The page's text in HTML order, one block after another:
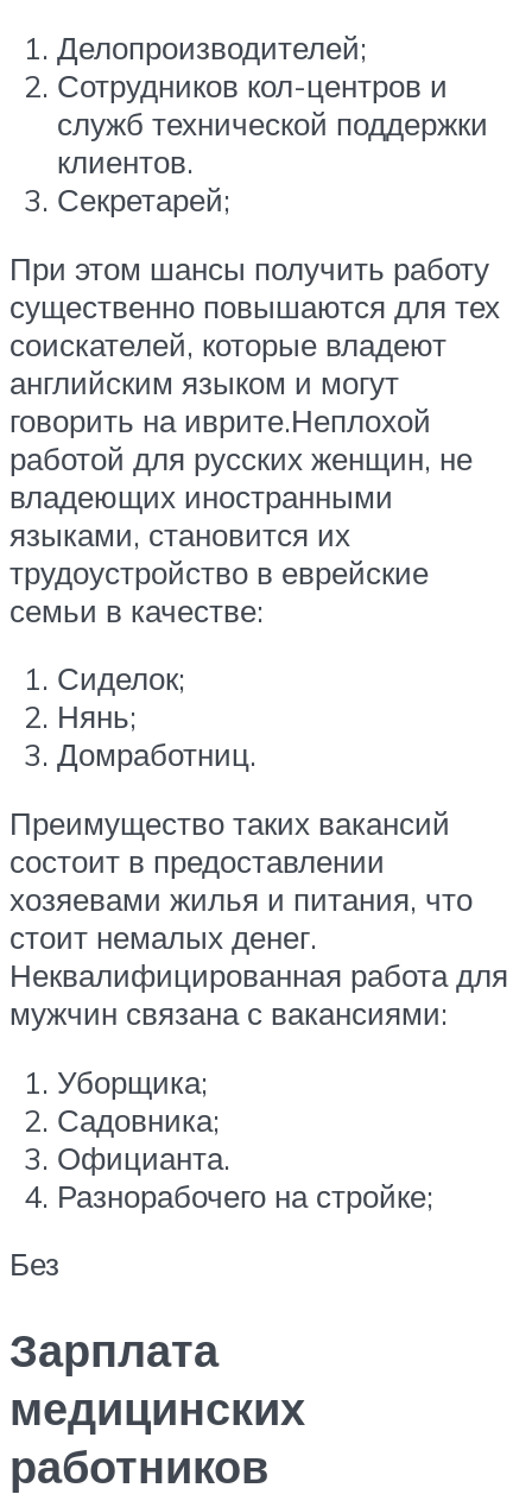
Делопроизводителей;
Сотрудников кол-центров и
служб технической поддержки
клиентов.
Секретарей;
При этом шансы получить работу
существенно повышаются для тех
соискателей, которые владеют
английским языком и могут
говорить на иврите.Неплохой
работой для русских женщин, не
владеющих иностранными
языками, становится их
трудоустройство в еврейские
семьи в качестве:
Сиделок;
Нянь;
Домработниц.
Преимущество таких вакансий
состоит в предоставлении
хозяевами жилья и питания, что
стоит немалых денег.
Неквалифицированная работа для
мужчин связана с вакансиями:
Уборщика;
Садовника;
Официанта.
Разнорабочего на стройке;
Без
Зарплата
медицинских
работников